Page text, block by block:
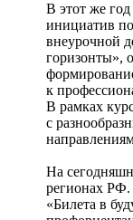
В этот же
инициатив
внеурочной
горизонты»,
к
В рамках
с
На
регионах РФ.
«Билета в